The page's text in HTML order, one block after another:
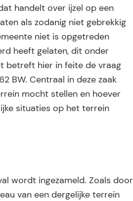
handelt over ijzel op een
als zodanig niet gebrekkig
niet is opgetreden
heeft gelaten, dit onder
betreft hier in feite de vraag
BW. Centraal in deze zaak
mocht stellen en hoever
situaties op het terrein
wordt ingezameld. Zoals door
van een dergelijke terrein